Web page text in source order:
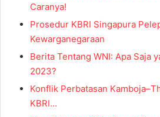
Caranya!
Prosedur KBRI Singapura
Kewarganegaraan
Berita Tentang WNI: Apa Saja
2023?
Konflik Perbatasan
KBRI…